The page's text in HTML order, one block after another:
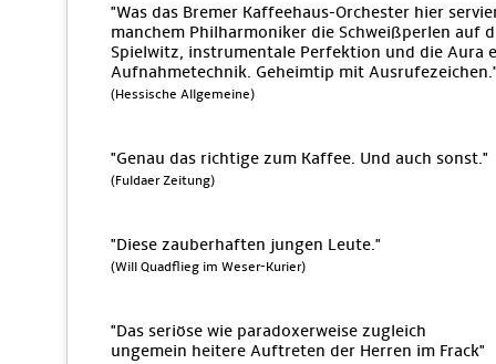
"Was das Bremer Kaffeehaus-Orchester hier
manchem Philharmoniker die Schweißperlen auf
Spielwitz, instrumentale Perfektion und die Aura
Aufnahmetechnik. Geheimtip mit
(Hessische Allgemeine)
"Genau das richtige zum Kaffee. Und auch sonst."
(Fuldaer Zeitung)
"Diese zauberhaften jungen Leute."
(Will Quadflieg im Weser-Kurier)
"Das seriöse wie paradoxerweise zugleich
ungemein heitere Auftreten der Herren im Frack"